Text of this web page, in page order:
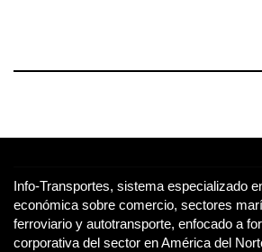
Info-Transportes, sistema especializado
económica sobre comercio, sectores
ferroviario y autotransporte, enfocado a
corporativa del sector en América del